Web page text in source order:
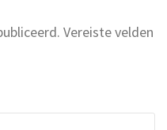
Vereiste velden